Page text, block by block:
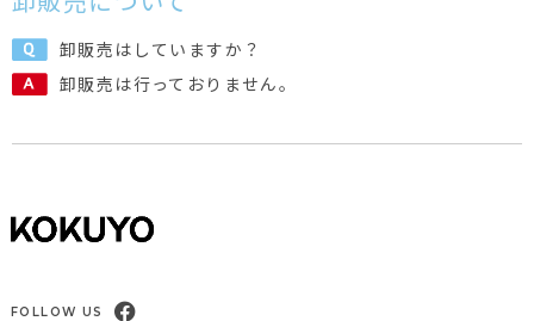
卸販売はしていますか？
卸販売は行っておりません。
FOLLOW US